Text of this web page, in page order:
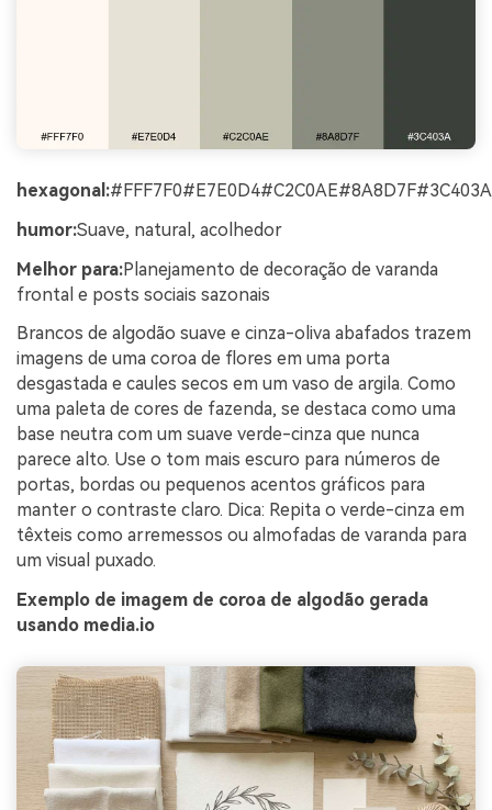
hexagonal:#FFF7F0#E7E0D4#C2C0AE#8A8D7F#3C403A
humor:Suave, natural, acolhedor
Melhor para:Planejamento de decoração de varanda
frontal e posts sociais sazonais
Brancos de algodão suave e cinza-oliva abafados trazem
imagens de uma coroa de flores em uma porta
desgastada e caules secos em um vaso de argila. Como
uma paleta de cores de fazenda, se destaca como uma
base neutra com um suave verde-cinza que nunca
parece alto. Use o tom mais escuro para números de
portas, bordas ou pequenos acentos gráficos para
manter o contraste claro. Dica: Repita o verde-cinza em
têxteis como arremessos ou almofadas de varanda para
um visual puxado.
Exemplo de imagem de coroa de algodão gerada
usando media.io